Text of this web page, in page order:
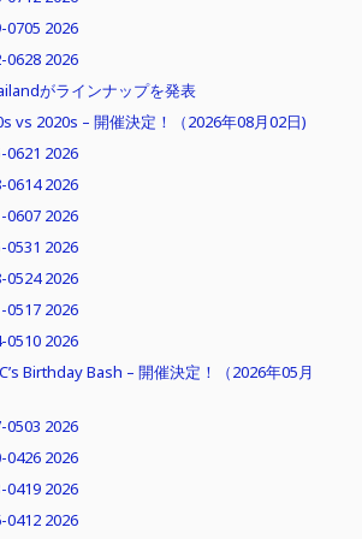
0705 2026
0628 2026
がラインナップを発表
vs 2020s – 開催決定！（2026年08月02日)
0621 2026
0614 2026
0607 2026
0531 2026
0524 2026
0517 2026
0510 2026
Birthday Bash – 開催決定！（2026年05月
0503 2026
0426 2026
0419 2026
0412 2026